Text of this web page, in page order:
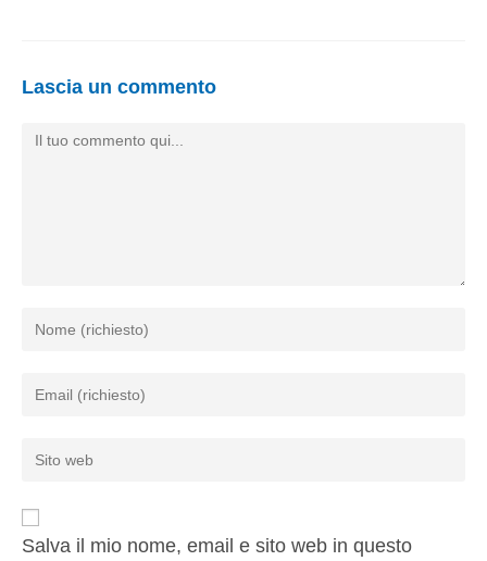
Lascia un commento
Salva il mio nome, email e sito web in questo